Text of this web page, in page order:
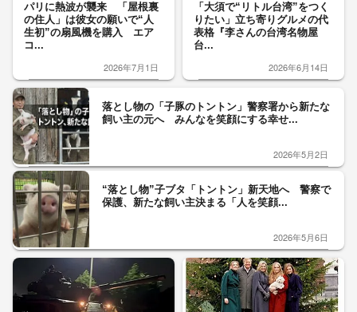
パリに熱波が襲来 「屋根裏
の住人」は彼女の願いで“人
生初”の扇風機を購入 エア
コ...
2026年7月1日
「大須で“リトル台湾”をつく
りたい」立ち寄りグルメの代
表格『李さんの台湾名物屋
台...
2026年6月14日
落とし物の「子豚のトントン」警察署から新たな
飼い主の元へ みんなを笑顔にする幸せ...
2026年5月2日
“落とし物”子ブタ「トントン」新天地へ 警察で
保護、新たな飼い主決まる「人を笑顔...
2026年5月6日